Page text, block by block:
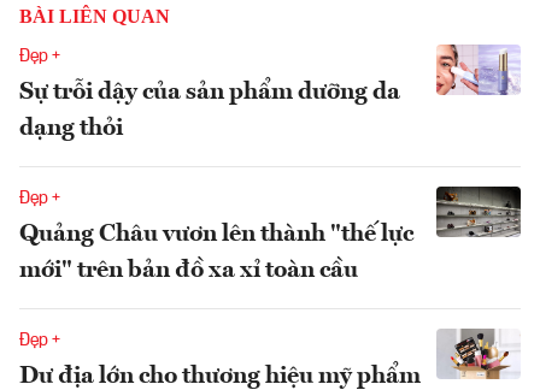
BÀI LIÊN QUAN
Đẹp +
Sự trỗi dậy của sản phẩm dưỡng da
dạng thỏi
Đẹp +
Quảng Châu vươn lên thành "thế lực
mới" trên bản đồ xa xỉ toàn cầu
Đẹp +
Dư địa lớn cho thương hiệu mỹ phẩm